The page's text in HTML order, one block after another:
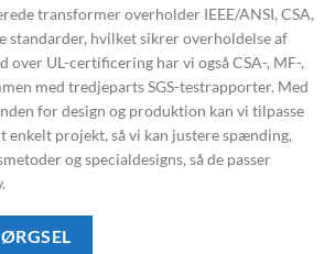
transformer overholder IEEE/ANSI, CSA,
standarder, hvilket sikrer overholdelse af
over UL-certificering har vi også CSA-, MF-,
med tredjeparts SGS-testrapporter. Med
for design og produktion kan vi tilpasse
projekt, så vi kan justere spænding,
og specialdesigns, så de passer